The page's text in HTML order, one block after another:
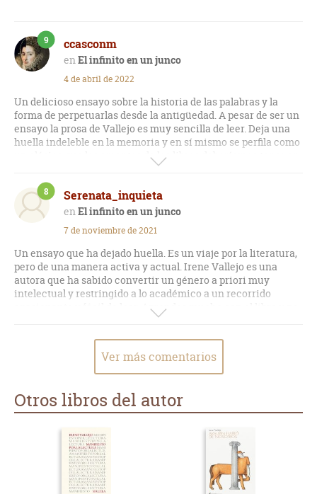
ccasconm
El infinito en un junco
9
4 de abril de 2022
Un delicioso ensayo sobre la historia de las palabras y la
forma de perpetuarlas desde la antigüedad. A pesar de ser un
ensayo la prosa de Vallejo es muy sencilla de leer. Deja una
huella indeleble en la memoria y en sí mismo se perfila como
un clásico que los amantes de los libros deberíamos tener en
Serenata_inquieta
El infinito en un junco
8
7 de noviembre de 2021
Un ensayo que ha dejado huella. Es un viaje por la literatura,
pero de una manera activa y actual. Irene Vallejo es una
autora que ha sabido convertir un género a priori muy
intelectual y restringido a lo académico a un recorrido
apasionante y fácil de leer. Aprendes mucho con el libro y no
se hace pesado en ningún momento. Lo sorprendente del
Ver más comentarios
Otros libros del autor